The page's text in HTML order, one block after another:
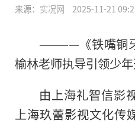
来源： 实况网 2025-11-21
————《铁嘴铜
榆林老师执导引领少
由上海礼智信影
上海玖蕾影视文化传